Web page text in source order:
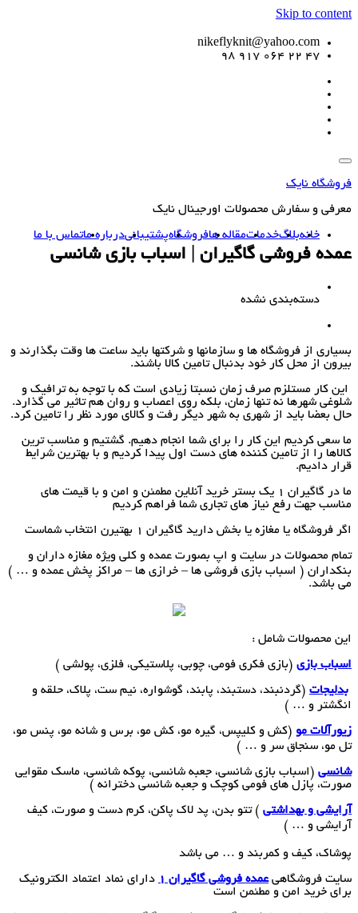
Skip to content
nikeflyknit@yahoo.com
47 22 064 917 98
فروشگاه نایک
معرفی و سفارش محصولات اورجینال نایک
خانهبلاگخدماتمقاله هافروشگاهپشتیبانیدرباره ماتماس با ما
عمده فروشی گاگیران | اسباب بازی شانسی
دسته‌بندی نشده
بسیاری از فروشگاه ها و سازمانها و شرکتها باید ساعت ها وقت بگذارند و
بیرون از محل کار خود بدنبال تامین کالا باشند.
این کار مستلزم صرف زمان نسبتا زیادی است که با توجه به ترافیک و
شلوغی شهرها نه تنها زمان، بلکه روی اعصاب و روان هم تاثیر می گذارد.
حال بعضا باید از شهری به شهر دیگر رفت و کالای مورد نظر را تامین کرد.
ما سعی کردیم این کار را برای شما انجام دهیم. گشتیم و مناسب ترین
کالاها را از تامین کننده های دست اول پیدا کردیم و با بهترین شرایط
قرار دادیم.
ما در گاگیران 1 یک بستر خرید آنلاین مطمئن و امن و با قیمت های
مناسب جهت رفع نیاز های تجاری شما فراهم کردیم
اگر فروشگاه یا مغازه یا بخش دارید گاگیران 1 بهتیرن انتخاب شماست
تمام محصولات در سایت و اپ بصورت عمده و کلی ویژه مغازه داران و
بنکداران ( اسباب بازی فروشی ها – خرازی ها – مراکز پخش عمده و … )
می باشد.
این محصولات شامل :
اسباب بازی (بازی فکری فومی، چوبی، پلاستیکی، فلزی، پولشی )
بدلیجات (گردنبند، دستبند، پابند، گوشواره، نیم ست، پلاک، حلقه و
انگشتر و … )
زیورآلات مو (کش و کلیپس، گیره مو، کش مو، برس و شانه مو، پنس مو،
تل مو، سنجاق سر و … )
شانسی (اسباب بازی شانسی، جعبه شانسی، پوکه شانسی، ماسک مقوایی
صورت، پازل های فومی کوچک و جعبه شانسی دخترانه )
آرایشی و بهداشتی ) تتو بدن، پد لاک پاکن، کرم دست و صورت، کیف
آرایشی و … )
پوشاک، کیف و کمربند و … می باشد
سایت فروشگاهیعمده فروشی گاگیران 1
دارای نماد اعتماد الکترونیک
برای خرید امن و مطئمن است